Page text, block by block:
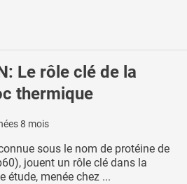
Le rôle clé de la
thermique
8 mois
sous le nom de protéine de
jouent un rôle clé dans la
étude, menée chez ...